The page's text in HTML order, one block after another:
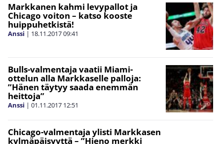
Markkanen kahmi levypallot ja
Chicago voiton – katso kooste
huippuhetkistä!
Anssi | 18.11.201709:41
Bulls-valmentaja vaatii Miami-
ottelun alla Markkaselle palloja:
”Hänen täytyy saada enemmän
heittoja”
Anssi | 01.11.2017 12:51
Chicago-valmentaja ylisti Markkasen
kylmäpäisyyttä – ”Hieno merkki